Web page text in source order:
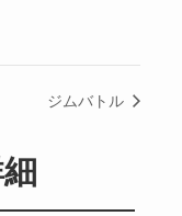
ジムバトル